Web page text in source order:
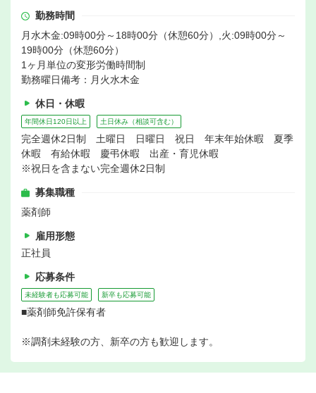
勤務時間
月水木金:09時00分～18時00分（休憩60分）,火:09時00分～
19時00分（休憩60分）
1ヶ月単位の変形労働時間制
勤務曜日備考：月火水木金
休日・休暇
年間休日120日以上 土日休み（相談可含む）
完全週休2日制 土曜日 日曜日 祝日 年末年始休暇 夏季
休暇 有給休暇 慶弔休暇 出産・育児休暇
※祝日を含まない完全週休2日制
募集職種
薬剤師
雇用形態
正社員
応募条件
未経験者も応募可能 新卒も応募可能
■薬剤師免許保有者
※調剤未経験の方、新卒の方も歓迎します。